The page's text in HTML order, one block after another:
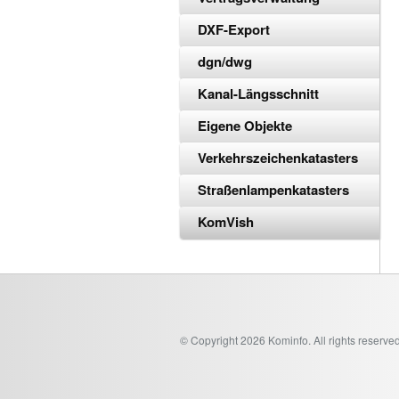
DXF-Export
dgn/dwg
Kanal-Längsschnitt
Eigene Objekte
Verkehrszeichenkatasters
Straßenlampenkatasters
KomVish
© Copyright 2026 Kominfo. All rights